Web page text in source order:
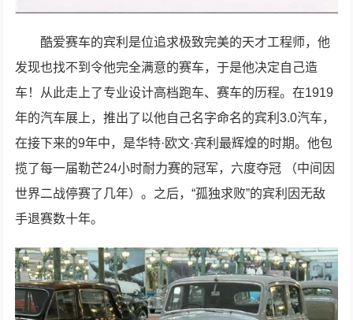
酷爱赛车的宾利是位追求极致完美的天才工程师，他
发现也找不到令他完全满意的赛车，于是他决定自己造
车！从此走上了专业设计高档跑车、赛车的历程。在1919
年的汽车展上，推出了以他自己名字命名的宾利3.0汽车，
在接下来的9年中，是华特·欧文·宾利最辉煌的时期。他包
揽了每一届勒芒24小时耐力赛的冠军，六度夺冠 （中间因
世界二战停赛了几年）。之后，“孤独求败”的宾利因无敌
手退赛数十年。